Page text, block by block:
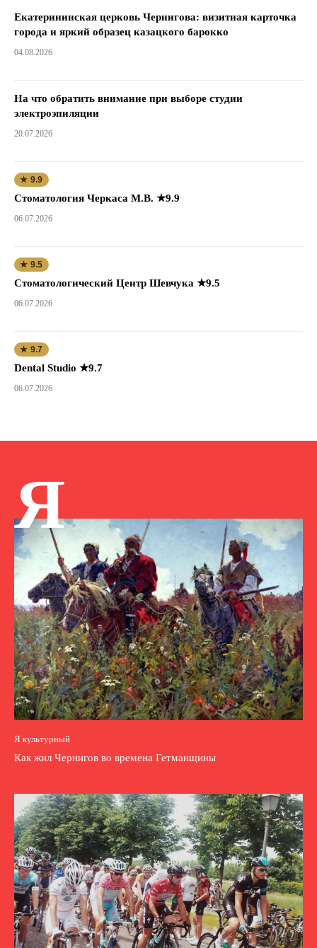
Екатерининская церковь Чернигова: визитная карточка
города и яркий образец казацкого барокко
04.08.2026
На что обратить внимание при выборе студии
электроэпиляции
20.07.2026
★ 9.9
Стоматология Черкаса М.В. ★9.9
06.07.2026
★ 9.5
Стоматологический Центр Шевчука ★9.5
06.07.2026
★ 9.7
Dental Studio ★9.7
06.07.2026
Я
Я культурный
Как жил Чернигов во времена Гетманщины